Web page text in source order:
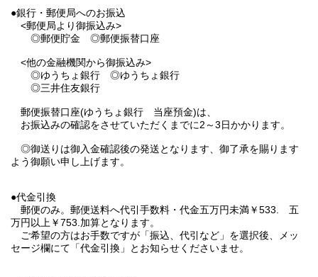
●銀行・郵便局へのお振込
<郵便局より御振込み>
◎郵便貯金 ◎郵便振替口座
<他の金融機関から御振込み>
◎ゆうちょ銀行 ◎ゆうちょ銀行
◎三井住友銀行
郵便振替口座(ゆうちょ銀行 当座預金)は、
お振込みの確認をさせていただくまでに2～3日かかります。
◎御送りは御入金確認後の発送となります、御了承を賜ります
よう御願い申し上げます。
●代金引換
郵便のみ。郵便送料へ代引手数料・代金五万円未満￥533. 五
万円以上￥753.加算となります。
ご希望の方はお手数ですが「振込、代引など」を選択後、メッ
セージ欄にて「代金引換」とお知らせくださいませ。